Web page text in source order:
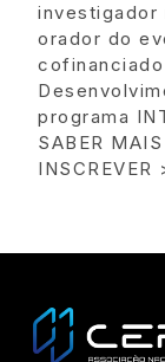
investigador
orador do
cofinanciado
programa
SABER
INSCREVER